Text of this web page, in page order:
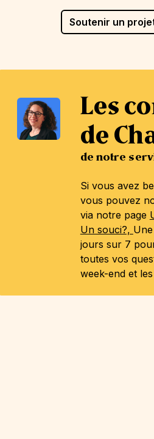
Soutenir un
Les
de
de notre
Si vous avez
vous pouvez
via notre page
Un souci?,
jours sur 7
toutes vos
week-end et